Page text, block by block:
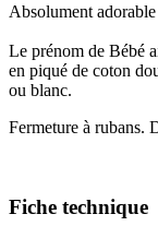
Absolument
Le prénom de Bébé
en piqué de coton
ou blanc.
Fermeture à rubans.
Fiche technique